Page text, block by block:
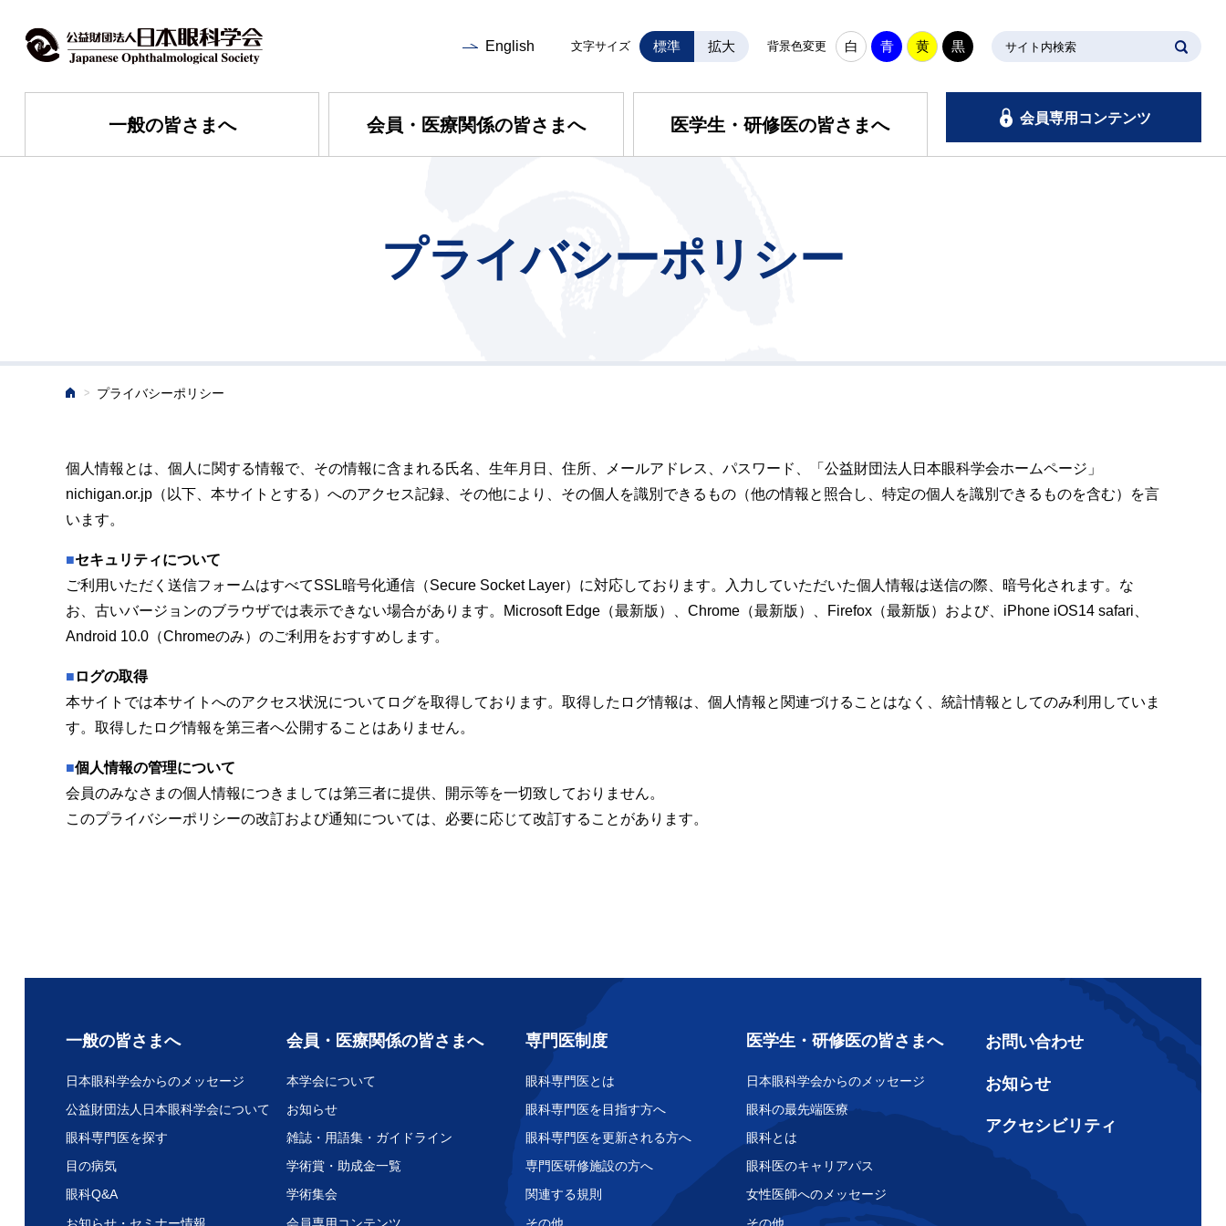
English 文字サイズ 標準 拡大 背景色変更 白 青 黄 黒 サイト内検索
一般の皆さまへ 会員・医療関係の皆さまへ 医学生・研修医の皆さまへ 会員専用コンテンツ
プライバシーポリシー
ホーム
> プライバシーポリシー
個人情報とは、個人に関する情報で、その情報に含まれる氏名、生年月日、住所、メールアドレス、パスワード、「公益財団法人日本眼科学会ホームページ」
nichigan.or.jp（以下、本サイトとする）へのアクセス記録、その他により、その個人を識別できるもの（他の情報と照合し、特定の個人を識別できるものを含む）を言
います。
■セキュリティについて
ご利用いただく送信フォームはすべてSSL暗号化通信（Secure Socket Layer）に対応しております。入力していただいた個人情報は送信の際、暗号化されます。な
お、古いバージョンのブラウザでは表示できない場合があります。Microsoft Edge（最新版）、Chrome（最新版）、Firefox（最新版）および、iPhone iOS14 safari、
Android 10.0（Chromeのみ）のご利用をおすすめします。
■ ログの取得
本サイトでは本サイトへのアクセス状況についてログを取得しております。取得したログ情報は、個人情報と関連づけることはなく、統計情報としてのみ利用していま
す。取得したログ情報を第三者へ公開することはありません。
■個人情報の管理について
会員のみなさまの個人情報につきましては第三者に提供、開示等を一切致しておりません。
このプライバシーポリシーの改訂および通知については、必要に応じて改訂することがあります。
一般の皆さまへ
日本眼科学会からのメッセージ
公益財団法人日本眼科学会について
眼科専門医を探す
目の病気
眼科Q&A
お知らせ・セミナー情報
会員・医療関係の皆さまへ
本学会について
お知らせ
雑誌・用語集・ガイドライン
学術賞・助成金一覧
学術集会
会員専用コンテンツ
専門医制度
眼科専門医とは
眼科専門医を目指す方へ
眼科専門医を更新される方へ
専門医研修施設の方へ
関連する規則
その他
医学生・研修医の皆さまへ
日本眼科学会からのメッセージ
眼科の最先端医療
眼科とは
眼科医のキャリアパス
女性医師へのメッセージ
その他
お問い合わせ
お知らせ
アクセシビリティ